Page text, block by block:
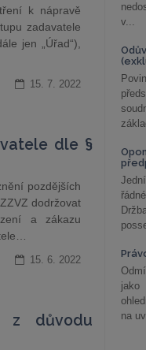
k nápravě
zadavatele
jen „Úřad“),
15. 7. 2022
dle §
pozdějších
dodržovat
a zákazu
15. 6. 2022
z důvodu
v...
na